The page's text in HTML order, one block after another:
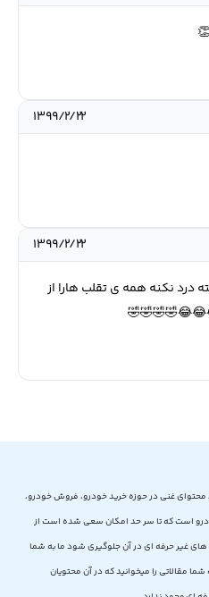
۱۳۹۹/۲/۲۲
۱۳۹۹/۲/۲۲
درد نکنه همه ی تقلب هارا از
غنی در حوزه خرید خودرو، فروش خودرو،
است که تا سر حد امکان سعی شده است از
غیر حرفه ای در آن جلوگیری شود ما به شما
مقالاتی را میخوانید که در آن محتویان